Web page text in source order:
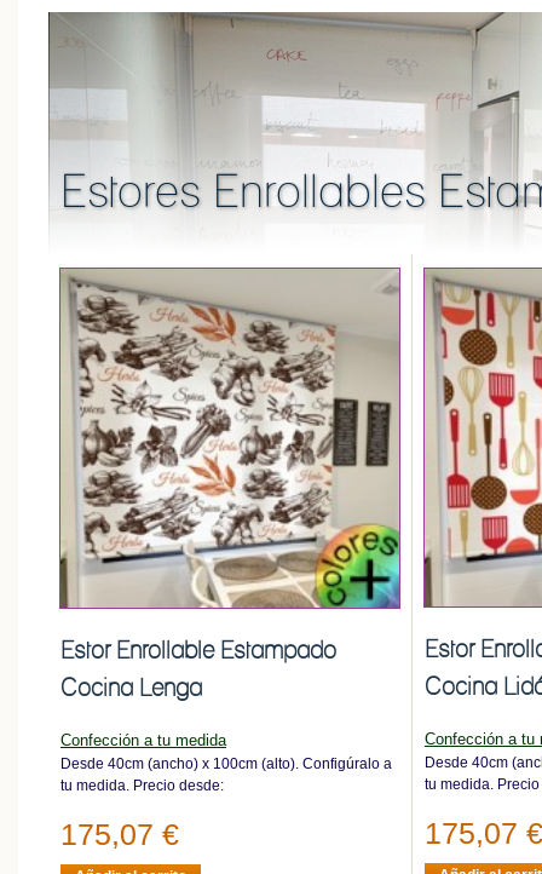
Estores Enrollables
Estor Enrollable Estampado
Cocina Lenga
Confección a tu medida
Desde 40cm (ancho) x 100cm (alto). Configúralo a
tu medida. Precio desde:
175,07 €
Estor
Cocina
Confección a tu
Desde 40cm
tu medida.
175,07 €